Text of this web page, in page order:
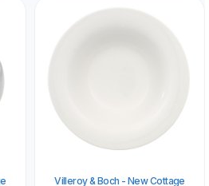
Villeroy & Boch - New Cottage